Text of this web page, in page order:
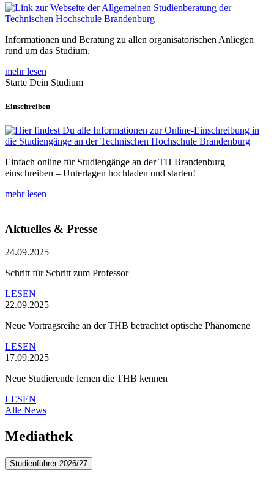
Informationen und Beratung zu allen organisatorischen Anliegen
rund um das Studium.
mehr lesen
Starte Dein Studium
Einschreiben
Einfach online für Studiengänge an der TH Brandenburg
einschreiben – Unterlagen hochladen und starten!
mehr lesen
Aktuelles & Presse
24.09.2025
Schritt für Schritt zum Professor
LESEN
22.09.2025
Neue Vortragsreihe an der THB betrachtet optische Phänomene
LESEN
17.09.2025
Neue Studierende lernen die THB kennen
LESEN
Alle News
Mediathek
Studienführer 2026/27